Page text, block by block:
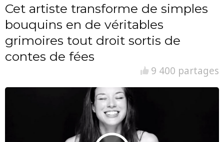
Cet artiste transforme de simples
bouquins en de véritables
grimoires tout droit sortis de
contes de fées
9 400 partages